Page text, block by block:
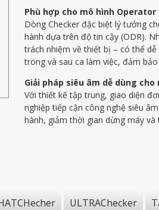
SDT Ultrasound - Chacker Range
Phù hợp cho mô hình Operator
Dòng Checker đặc biệt lý tưởng
hành dựa trên độ tin cậy (ODR).
trách nhiệm về thiết bị – có thể
trong và sau ca làm việc, đảm
Giải pháp siêu âm dễ dùng
Với thiết kế tập trung, giao diện
nghiệp tiếp cận công nghệ siêu
hành, giảm thời gian dừng máy và
ULTRAChecker